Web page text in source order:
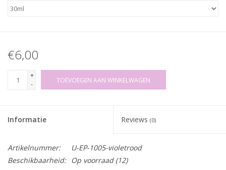
€6,00
+
-
TOEVOEGEN AAN WINKELWAGEN
Informatie Reviews (0)
Artikelnummer:
U-EP-1005-violetrood
Beschikbaarheid:
Op voorraad(12)